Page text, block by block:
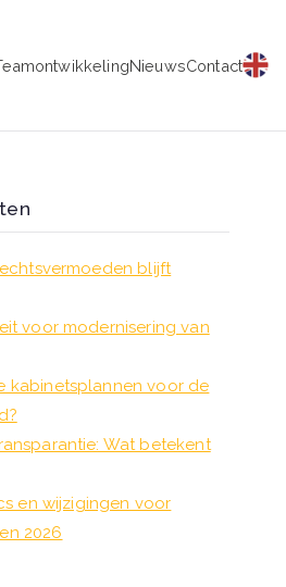
NieuwsContact
blijft
voor modernisering van
kabinetsplannen voor de
Wat betekent
en wijzigingen voor
2026